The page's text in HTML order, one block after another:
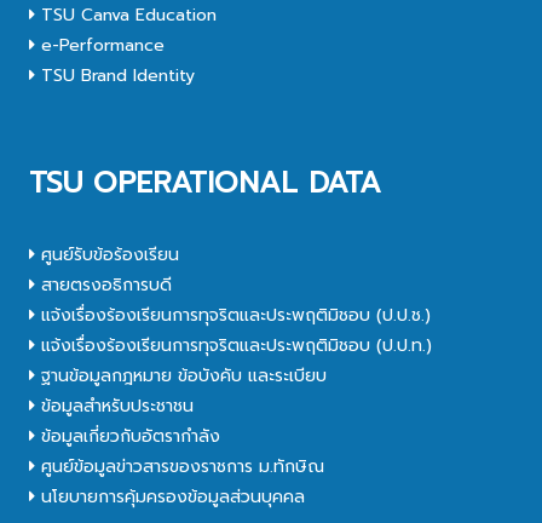
TSU Canva Education
e-Performance
TSU Brand Identity
TSU OPERATIONAL DATA
ศูนย์รับข้อร้องเรียน
สายตรงอธิการบดี
แจ้งเรื่องร้องเรียนการทุจริตและประพฤติมิชอบ (ป.ป.ช.)
แจ้งเรื่องร้องเรียนการทุจริตและประพฤติมิชอบ (ป.ป.ท.)
ฐานข้อมูลกฎหมาย ข้อบังคับ และระเบียบ
ข้อมูลสำหรับประชาชน
ข้อมูลเกี่ยวกับอัตรากำลัง
ศูนย์ข้อมูลข่าวสารของราชการ ม.ทักษิณ
นโยบายการคุ้มครองข้อมูลส่วนบุคคล